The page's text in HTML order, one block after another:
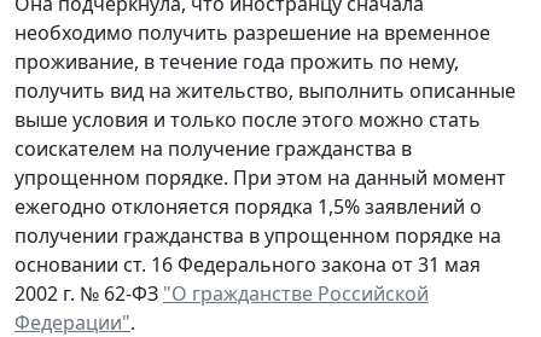
необходимо получить разрешение на временное
проживание, в течение года прожить по нему,
получить вид на жительство, выполнить описанные
выше условия и только после этого можно стать
соискателем на получение гражданства в
упрощенном порядке. При этом на данный момент
ежегодно отклоняется порядка 1,5% заявлений о
получении гражданства в упрощенном порядке на
основании ст. 16 Федерального закона от 31 мая
2002 г. № 62-ФЗ "О гражданстве Российской
Федерации".